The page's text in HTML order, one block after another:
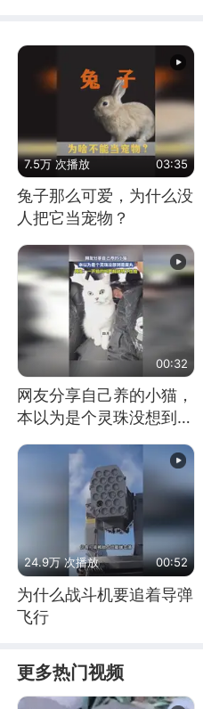
7.5万 次播放 03:35
兔子那么可爱，为什么没
人把它当宠物？
00:32
网友分享自己养的小猫，
本以为是个灵珠没想到是
24.9万 次播放 00:52
为什么战斗机要追着导弹
飞行
更多热门视频